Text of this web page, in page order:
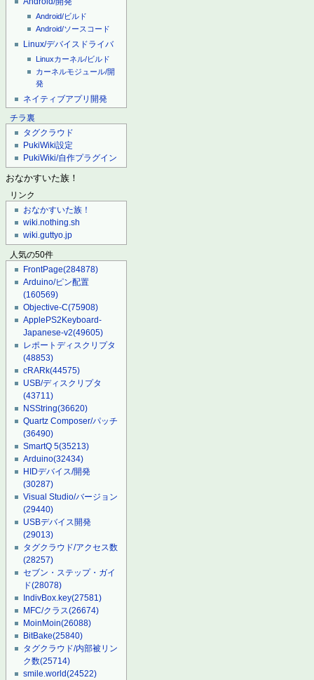
Android/ビルド
Android/ソースコード
Linux/デバイスドライバ
Linuxカーネル/ビルド
カーネルモジュール/開
発
ネイティブアプリ開発
チラ裏
タグクラウド
PukiWiki設定
PukiWiki/自作プラグイン
おなかすいた族！
リンク
おなかすいた族！
wiki.nothing.sh
wiki.guttyo.jp
人気の50件
FrontPage(284878)
Arduino/ピン配置
(160569)
Objective-C(75908)
ApplePS2Keyboard-
Japanese-v2(49605)
レポートディスクリプタ
(48853)
cRARk(44575)
USB/ディスクリプタ
(43711)
NSString(36620)
Quartz Composer/パッチ
(36490)
SmartQ 5(35213)
Arduino(32434)
HIDデバイス/開発
(30287)
Visual Studio/バージョン
(29440)
USBデバイス開発
(29013)
タグクラウド/アクセス数
(28257)
セブン・ステップ・ガイ
ド(28078)
IndivBox.key(27581)
MFC/クラス(26674)
MoinMoin(26088)
BitBake(25840)
タグクラウド/内部被リン
ク数(25714)
smile.world(24522)